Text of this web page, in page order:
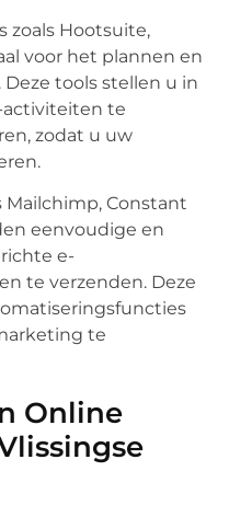
zoals Hootsuite,
voor het plannen en
tools stellen u in
activiteiten te
zodat u uw
Constant
eenvoudige en
e-
te verzenden. Deze
te
Online